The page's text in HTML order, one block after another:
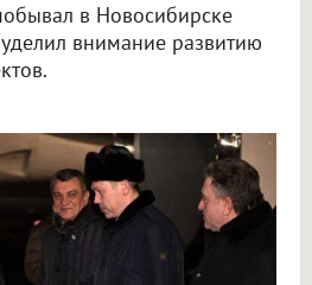
в Новосибирске
внимание развитию